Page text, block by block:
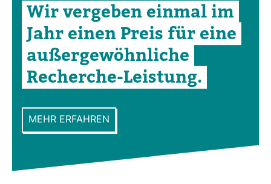
Wir ver­geben einmal im
Jahr einen Preis für eine
außer­ge­wöhn­liche
Recherche-​Leis­tung.
MEHR ERFAHREN